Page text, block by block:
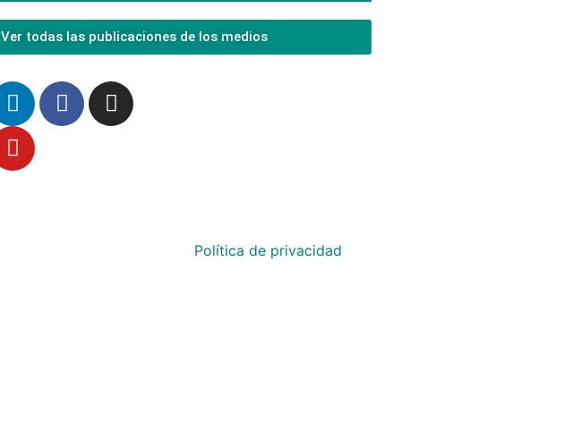
Ver todas las publicaciones de los medios
Política de privacidad